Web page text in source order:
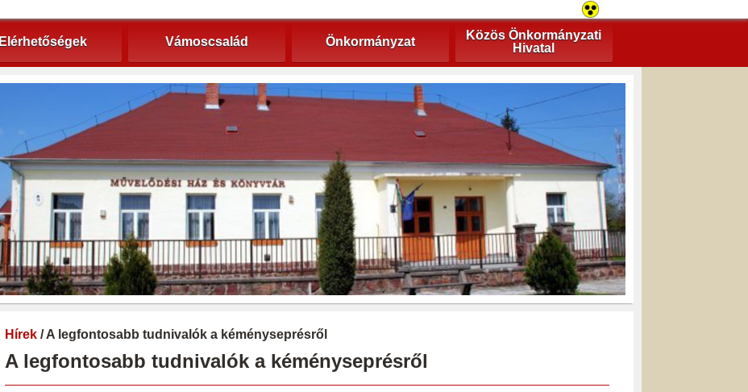
Elérhetőségek Vámoscsalád Önkormányzat
Közös Önkormányzati
Hivatal
Hírek / A legfontosabb tudnivalók a kéményseprésről
A legfontosabb tudnivalók a kéményseprésről